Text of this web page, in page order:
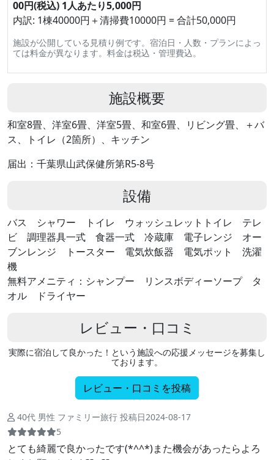
00円(税込) 1人あたり5,000円
内訳: 1棟40000円＋清掃費10000円 = 合計50,000円
施設が公開している見積り例です。宿泊日・人数・プランによっ
ては料金が異なります。料金は税込・管理費込。
施設概要
和室8畳、洋室6畳、洋室5畳、和室6畳、リビング畳、＋バ
ス、トイレ（2箇所）、キッチン
届出：千葉県山武保健所第R5-8号
設備
バス シャワー トイレ ウォッシュレットトイレ テレ
ビ 調理器具一式 食器一式 冷蔵庫 電子レンジ オー
ブンレンジ トースター 電気炊飯器 電気ポット 洗濯
機
無料アメニティ：シャンプー リンスボディーソープ タ
オル ドライヤー
レビュー・口コミ
実際に宿泊して良かった！という施設への応援メッセージを募集し
ております。
レビュー・口コミを投稿
40代 男性 ファミリー旅行 投稿日2024-08-17
5
とても綺麗で良かったです(*^^*)また機会があったらよろ